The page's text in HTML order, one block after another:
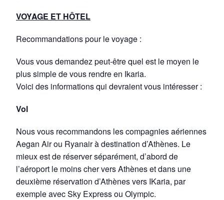
VOYAGE ET HÔTEL
Recommandations pour le voyage :
Vous vous demandez peut-être quel est le moyen le
plus simple de vous rendre en Ikaria.
Voici des informations qui devraient vous intéresser :
Vol
Nous vous recommandons les compagnies aériennes
Aegan Air ou Ryanair à destination d’Athènes. Le
mieux est de réserver séparément, d’abord de
l’aéroport le moins cher vers Athènes et dans une
deuxième réservation d’Athènes vers IKaria, par
exemple avec Sky Express ou Olympic.